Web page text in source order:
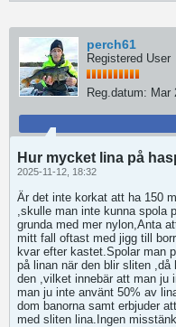
perch61
Registered User
Reg.datum: Mar
Hur mycket lina på
2025-11-12, 18:32
Är det inte korkat att ha 150
,skulle man inte kunna spola
grunda med mer nylon,Anta
mitt fall oftast med jigg till
kvar efter kastet.Spolar man
på linan när den blir sliten
den ,vilket innebär att man ju
man ju inte använt 50% av
dom banorna samt erbjuder
med sliten lina.Ingen